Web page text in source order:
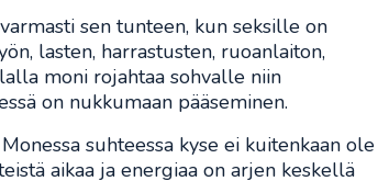
sen tunteen, kun seksille on
lasten, harrastusten, ruoanlaiton,
moni rojahtaa sohvalle niin
on nukkumaan pääseminen.
suhteessa kyse ei kuitenkaan ole
aikaa ja energiaa on arjen keskellä